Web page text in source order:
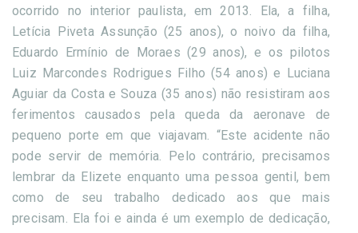
ocorrido no interior paulista, em 2013. Ela, a filha,
Letícia Piveta Assunção (25 anos), o noivo da filha,
Eduardo Ermínio de Moraes (29 anos), e os pilotos
Luiz Marcondes Rodrigues Filho (54 anos) e Luciana
Aguiar da Costa e Souza (35 anos) não resistiram aos
ferimentos causados pela queda da aeronave de
pequeno porte em que viajavam. “Este acidente não
pode servir de memória. Pelo contrário, precisamos
lembrar da Elizete enquanto uma pessoa gentil, bem
como de seu trabalho dedicado aos que mais
precisam. Ela foi e ainda é um exemplo de dedicação,